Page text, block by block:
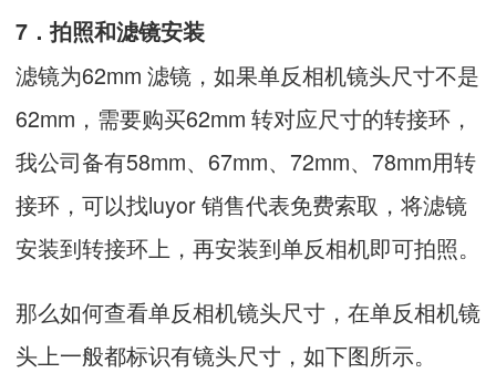
7．拍照和滤镜安装
滤镜为62mm 滤镜，如果单反相机镜头尺寸不是
62mm，需要购买62mm 转对应尺寸的转接环，
我公司备有58mm、67mm、72mm、78mm用转
接环，可以找luyor 销售代表免费索取，将滤镜
安装到转接环上，再安装到单反相机即可拍照。
那么如何查看单反相机镜头尺寸，在单反相机镜
头上一般都标识有镜头尺寸，如下图所示。